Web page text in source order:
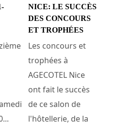
NICE: LE SUCCÈS
DES CONCOURS
ET TROPHÉES
Les concours et
trophées à
AGECOTEL Nice
ont fait le succès
de ce salon de
l'hôtellerie, de la